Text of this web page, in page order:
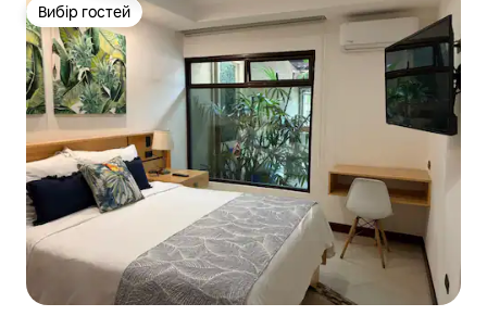
Вибір гостей
Вибір гостей